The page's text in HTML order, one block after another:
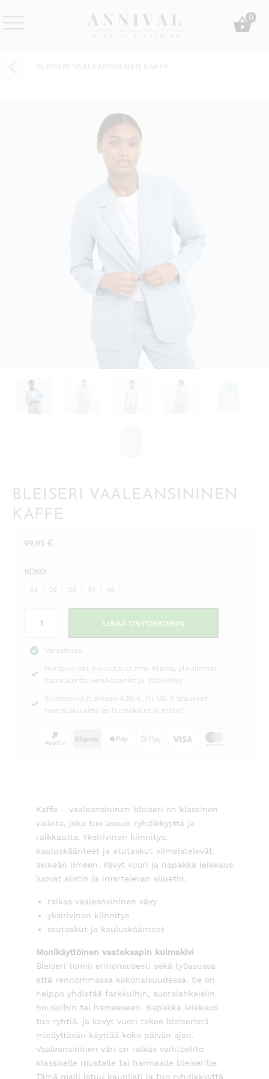
&
0
BLEISERI VAALEANSININEN KAFFE
BLEISERI VAALEANSININEN
KAFFE
99,95 €
KOKO
34 36 38 40 46
vaaleansininen
määrä
LISÄÄ OSTOSKORIIN
Varastossa
Monipuoliset maksutavat mm. Klarna, yleisimmät
maksukortit, verkkopankit ja MobilePay
Toimituskulut alkaen 4,90 €. Yli 140 € tilaukset
toimituskuluitta (ei huonekalut ja matot)
Kaffe – vaaleansininen bleiseri on klassinen
valinta, joka tuo asuun ryhdikkyyttä ja
raikkautta. Yksirivinen kiinnitys,
kauluskäänteet ja etutaskut viimeistelevät
selkeän ilmeen. Kevyt vuori ja napakka leikkaus
luovat siistin ja imartelevan siluetin.
raikas vaaleansininen sävy
yksirivinen kiinnitys
etutaskut ja kauluskäänteet
Monikäyttöinen vaatekaapin kulmakivi
Bleiseri toimii erinomaisesti sekä työasussa
että rennommassa kokonaisuudessa. Se on
helppo yhdistää farkkuihin, suoralahkeisiin
housuihin tai hameeseen. Napakka leikkaus
tuo ryhtiä, ja kevyt vuori tekee bleiseristä
miellyttävän käyttää koko päivän ajan.
Vaaleansininen väri on raikas vaihtoehto
klassiselle mustalle tai harmaalle bleiserille.
Tämä malli istuu kauniisti ja tuo ryhdikkyyttä